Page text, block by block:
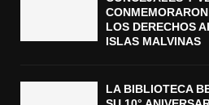
LOS DERECHOS
ISLAS MALVINAS
LA BIBLIOTECA